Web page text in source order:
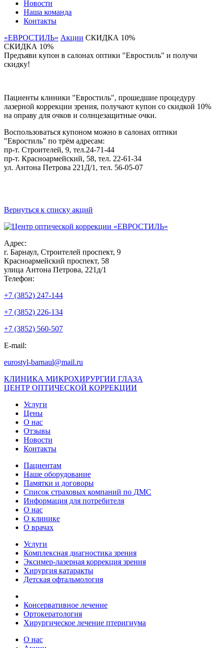
Новости
Наша команда
Контакты
«ЕВРОСТИЛЬ» Акции СКИДКА 10%
СКИДКА 10%
Предъяви купон в салонах оптики "Евростиль" и получи
скидку!
Пациенты клиники "Евростиль", прошедшие процедуру
лазерной коррекции зрения, получают купон со скидкой 10%
на оправу для очков и солнцезащитные очки.
Воспользоваться купоном можно в салонах оптики
"Евростиль" по трём адресам:
пр-т. Строителей, 9, тел.24-71-44
пр-т. Красноармейский, 58, тел. 22-61-34
ул. Антона Петрова 221Д/1, тел. 56-05-07
Вернуться к списку акций
Адрес:
г. Барнаул, Строителей проспект, 9
Красноармейский проспект, 58
улица Антона Петрова, 221д/1
Телефон:
+7 (3852) 247-144
+7 (3852) 226-134
+7 (3852) 560-507
E-mail:
eurostyl-barnaul@mail.ru
КЛИНИКА МИКРОХИРУРГИИ ГЛАЗА
ЦЕНТР ОПТИЧЕСКОЙ КОРРЕКЦИИ
Услуги
Цены
О нас
Отзывы
Новости
Контакты
Пациентам
Наше оборудование
Памятки и договоры
Список страховых компаний по ДМС
Информация для потребителя
О нас
О клинике
О врачах
Услуги
Комплексная диагностика зрения
Эксимер-лазерная коррекция зрения
Хирургия катаракты
Детская офтальмология
Консервативное лечение
Ортокератология
Хирургическое лечение птеригиума
О нас